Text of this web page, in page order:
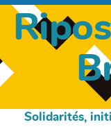
Solidarités,